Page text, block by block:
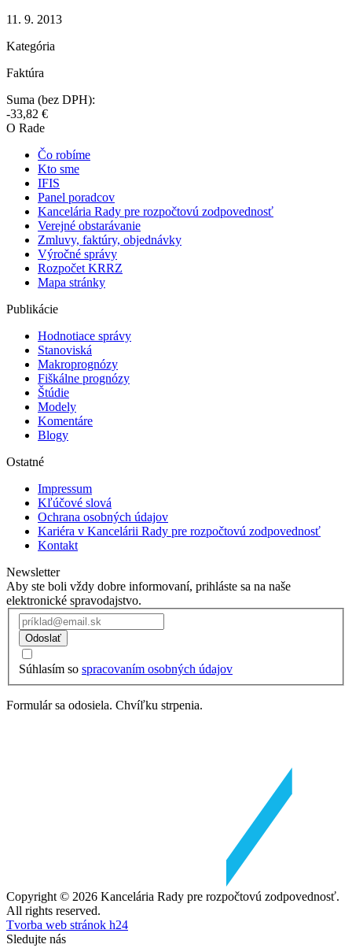
11. 9. 2013
Kategória
Faktúra
Suma (bez DPH):
-33,82 €
O Rade
Čo robíme
Kto sme
IFIS
Panel poradcov
Kancelária Rady pre rozpočtovú zodpovednosť
Verejné obstarávanie
Zmluvy, faktúry, objednávky
Výročné správy
Rozpočet KRRZ
Mapa stránky
Publikácie
Hodnotiace správy
Stanoviská
Makroprognózy
Fiškálne prognózy
Štúdie
Modely
Komentáre
Blogy
Ostatné
Impressum
Kľúčové slová
Ochrana osobných údajov
Kariéra v Kancelárii Rady pre rozpočtovú zodpovednosť
Kontakt
Newsletter
Aby ste boli vždy dobre informovaní, prihláste sa na naše
elektronické spravodajstvo.
Odoslať
Súhlasím so spracovaním osobných údajov
Formulár sa odosiela. Chvíľku strpenia.
Copyright © 2026 Kancelária Rady pre rozpočtovú zodpovednosť.
All rights reserved.
Tvorba web stránok h24
Sledujte nás